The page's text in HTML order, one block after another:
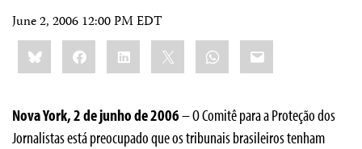
June 2, 2006 12:00 PM EDT
Share
this:BlueskyFacebookLinkedIn WhatsApp
Email
Nova York, 2 de junho de 2006– O Comitê para a Proteção dos
Jornalistas está preocupado que os tribunais brasileiros tenham